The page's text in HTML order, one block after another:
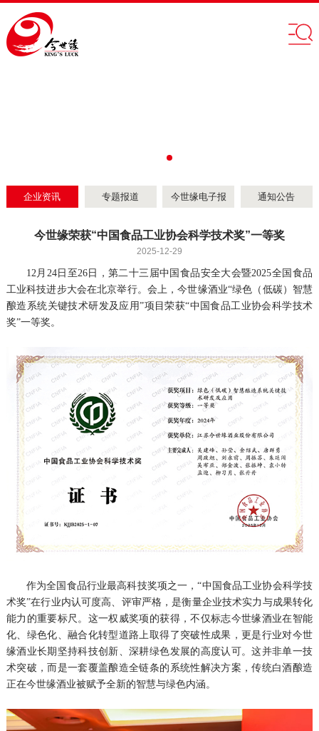
企业资讯 专题报道 今世缘电子报 通知公告
今世缘荣获“中国食品工业协会科学技术奖”一等奖
2025-12-29
12月24日至26日，第二十三届中国食品安全大会暨2025全国食品
工业科技进步大会在北京举行。会上，今世缘酒业“绿色（低碳）智慧
酿造系统关键技术研发及应用”项目荣获“中国食品工业协会科学技术
奖”一等奖。
作为全国食品行业最高科技奖项之一，“中国食品工业协会科学技
术奖”在行业内认可度高、评审严格，是衡量企业技术实力与成果转化
能力的重要标尺。这一权威奖项的获得，不仅标志今世缘酒业在智能
化、绿色化、融合化转型道路上取得了突破性成果，更是行业对今世
缘酒业长期坚持科技创新、深耕绿色发展的高度认可。这并非单一技
术突破，而是一套覆盖酿造全链条的系统性解决方案，传统白酒酿造
正在今世缘酒业被赋予全新的智慧与绿色内涵。